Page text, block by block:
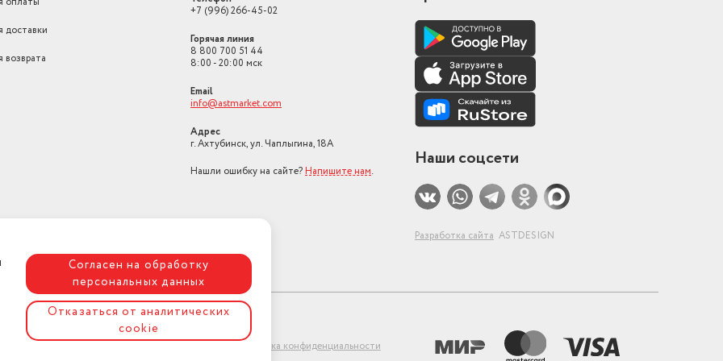
доставки
возврата
+7 (996) 266-45-02
Горячая линия
8 800 700 51 44
8:00 - 20:00 мск
Email
info@astmarket.com
Адрес
г. Ахтубинск, ул. Чаплыгина, 18А
Нашли ошибку на сайте? Напишите нам.
Наши соцсети
Разработка сайта ASTDESIGN
Политика конфиденциальности
Согласен на обработку
персональных данных
Отказаться от аналитических
cookie